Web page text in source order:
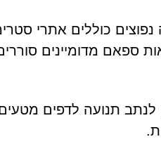
נפוצים כוללים אתרי
ספאם מדומיינים
לנתב תנועה לדפים